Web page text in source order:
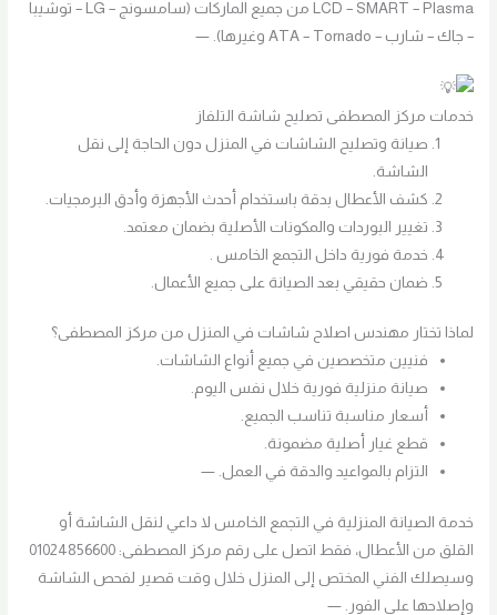
LCD – SMART – Plasma من جميع الماركات (سامسونج – LG – توشيبا
– جاك – شارب – ATA – Tornado وغيرها). —
خدمات مركز المصطفى تصليح شاشة التلفاز
صيانة وتصليح الشاشات في المنزل دون الحاجة إلى نقل
الشاشة.
كشف الأعطال بدقة باستخدام أحدث الأجهزة وأدق البرمجيات.
تغيير البوردات والمكونات الأصلية بضمان معتمد.
خدمة فورية داخل التجمع الخامس .
ضمان حقيقي بعد الصيانة على جميع الأعمال.
لماذا تختار مهندس اصلاح شاشات في المنزل من مركز المصطفى؟
فنيين متخصصين في جميع أنواع الشاشات.
صيانة منزلية فورية خلال نفس اليوم.
أسعار مناسبة تناسب الجميع.
قطع غيار أصلية مضمونة.
التزام بالمواعيد والدقة في العمل. —
خدمة الصيانة المنزلية في التجمع الخامس لا داعي لنقل الشاشة أو
القلق من الأعطال، فقط اتصل على رقم مركز المصطفى: 01024856600
وسيصلك الفني المختص إلى المنزل خلال وقت قصير لفحص الشاشة
وإصلاحها على الفور. —